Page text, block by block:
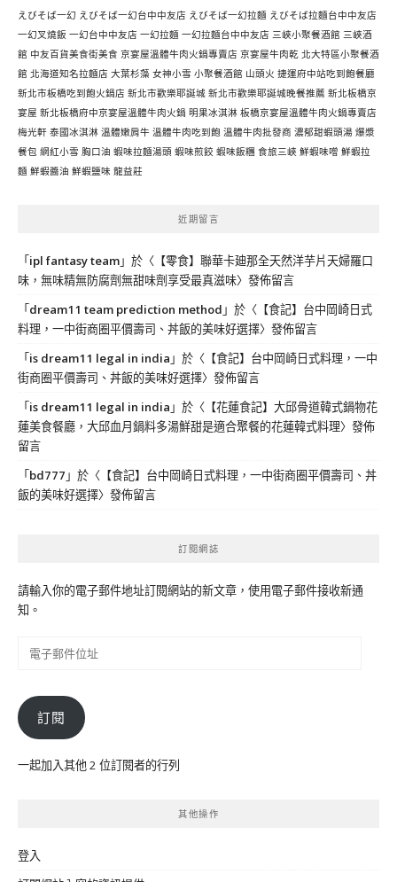
えびそば一幻 えびそば一幻台中中友店 えびそば一幻拉麵 えびそば拉麵台中中友店
一幻叉燒飯 一幻台中中友店 一幻拉麵 一幻拉麵台中中友店 三峽小聚餐酒館 三峽酒
館 中友百貨美食街美食 京宴屋溫體牛肉火鍋專賣店 京宴屋牛肉乾 北大特區小聚餐酒
館 北海道知名拉麵店 大葉杉藻 女神小雪 小聚餐酒館 山頭火 捷運府中站吃到飽餐廳
新北市板橋吃到飽火鍋店 新北市歡樂耶誕城 新北市歡樂耶誕城晚餐推薦 新北板橋京
宴屋 新北板橋府中京宴屋溫體牛肉火鍋 明果冰淇淋 板橋京宴屋溫體牛肉火鍋專賣店
梅光軒 泰國冰淇淋 溫體嫩肩牛 溫體牛肉吃到飽 溫體牛肉批發商 濃郁甜蝦頭湯 爆漿
餐包 網紅小雪 胸口油 蝦味拉麵湯頭 蝦味煎餃 蝦味飯糰 食旅三峽 鮮蝦味噌 鮮蝦拉
麵 鮮蝦醬油 鮮蝦鹽味 龍益莊
近期留言
「ipl fantasy team」於〈 【零食】聯華卡廸那全天然洋芋片天婦羅口
味，無味精無防腐劑無甜味劑享受最真滋味〉發佈留言
「dream11 team prediction method 」於〈 【食記】台中岡崎日式
料理，一中街商圈平價壽司、丼飯的美味好選擇〉發佈留言
「is dream11 legal in india 」於〈 【食記】台中岡崎日式料理，一中
街商圈平價壽司、丼飯的美味好選擇〉發佈留言
「is dream11 legal in india 」於〈 【花蓮食記】大邱骨道韓式鍋物花
蓮美食餐廳，大邱血月鍋料多湯鮮甜是適合聚餐的花蓮韓式料理〉發佈
留言
「bd777 」於〈 【食記】台中岡崎日式料理，一中街商圈平價壽司、丼
飯的美味好選擇〉發佈留言
訂閱網誌
請輸入你的電子郵件地址訂閱網站的新文章，使用電子郵件接收新通
知。
件
位
訂閱
一起加入其他 2 位訂閱者的行列
其他操作
登入